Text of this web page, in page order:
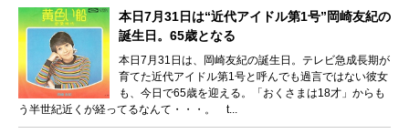
本日7月31日は“近代アイドル第1号”岡崎友紀の
誕生日。65歳となる
本日7月31日は、岡崎友紀の誕生日。テレビ急成長期が
育てた近代アイドル第1号と呼んでも過言ではない彼女
も、今日で65歳を迎える。「おくさまは18才」からも
う半世紀近くが経ってるなんて・・・。 t...